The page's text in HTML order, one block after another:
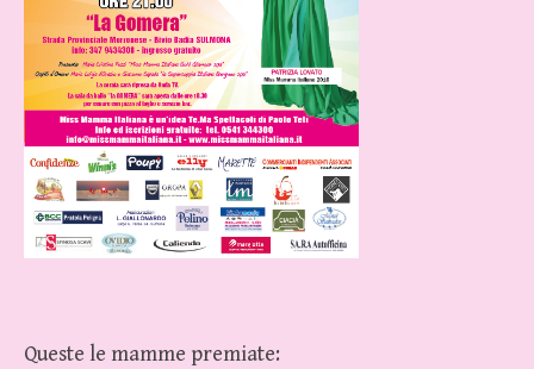
Queste le mamme premiate: